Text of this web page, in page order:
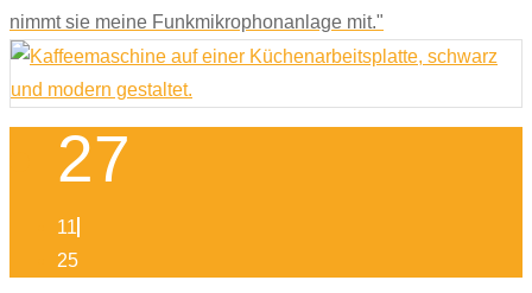
nimmt sie meine Funkmikrophonanlage mit."
27
11
25